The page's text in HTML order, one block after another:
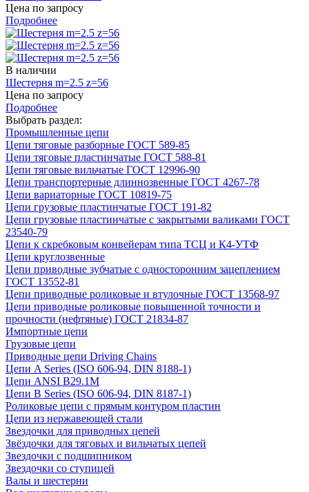
Цена по запросу
Подробнее
В наличии
Шестерня m=2.5 z=56
Цена по запросу
Подробнее
Выбрать раздел:
Промышленные цепи
Цепи тяговые разборные ГОСТ 589-85
Цепи тяговые пластинчатые ГОСТ 588-81
Цепи тяговые вильчатые ГОСТ 12996-90
Цепи транспортерные длиннозвенные ГОСТ 4267-78
Цепи вариаторные ГОСТ 10819-75
Цепи грузовые пластинчатые ГОСТ 191-82
Цепи грузовые пластинчатые с закрытыми валиками ГОСТ
23540-79
Цепи к скребковым конвейерам типа ТСЦ и К4-УТФ
Цепи круглозвенные
Цепи приводные зубчатые с односторонним зацеплением
ГОСТ 13552-81
Цепи приводные роликовые и втулочные ГОСТ 13568-97
Цепи приводные роликовые повышенной точности и
прочности (нефтяные) ГОСТ 21834-87
Импортные цепи
Грузовые цепи
Приводные цепи Driving Chains
Цепи A Series (ISO 606-94, DIN 8188-1)
Цепи ANSI B29.1M
Цепи B Series (ISO 606-94, DIN 8187-1)
Роликовые цепи с прямым контуром пластин
Цепи из нержавеющей стали
Звездочки для приводных цепей
Звёздочки для тяговых и вильчатых цепей
Звездочки с подшипником
Звездочки со ступицей
Валы и шестерни